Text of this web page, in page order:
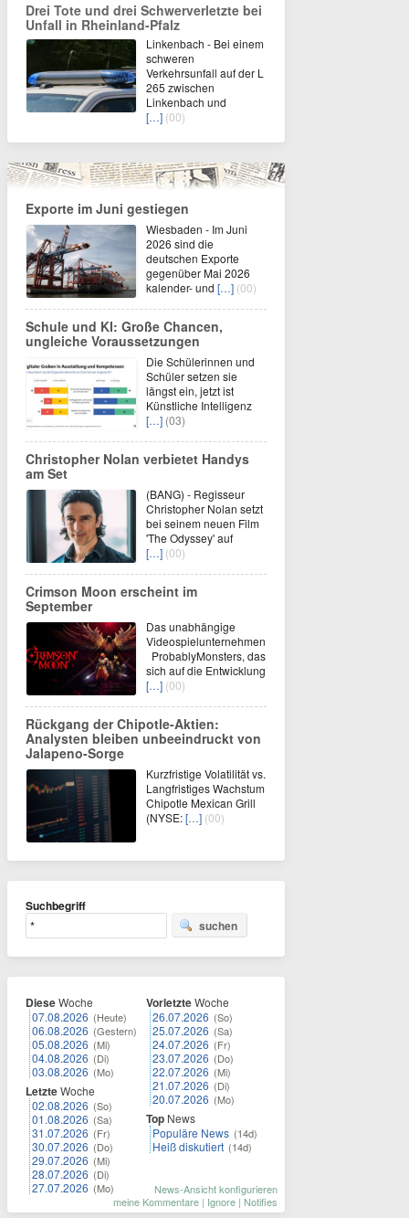
Drei Tote und drei Schwerverletzte bei
Unfall in Rheinland-Pfalz
Linkenbach - Bei einem
schweren
Verkehrsunfall auf der L
265 zwischen
Linkenbach und
[…] (00)
Exporte im Juni gestiegen
Wiesbaden - Im Juni
2026 sind die
deutschen Exporte
gegenüber Mai 2026
kalender- und […] (00)
Schule und KI: Große Chancen,
ungleiche Voraussetzungen
Die Schülerinnen und
Schüler setzen sie
längst ein, jetzt ist
Künstliche Intelligenz
[…] (03)
Christopher Nolan verbietet Handys
am Set
(BANG) - Regisseur
Christopher Nolan setzt
bei seinem neuen Film
'The Odyssey' auf
[…] (00)
Crimson Moon erscheint im
September
Das unabhängige
Videospielunternehmen
ProbablyMonsters, das
sich auf die Entwicklung
[…] (00)
Rückgang der Chipotle-Aktien:
Analysten bleiben unbeeindruckt von
Jalapeno-Sorge
Kurzfristige Volatilität vs.
Langfristiges Wachstum
Chipotle Mexican Grill
(NYSE:[…] (00)
Suchbegriff
suchen
DieseWoche
07.08.2026 (Heute)
06.08.2026 (Gestern)
05.08.2026 (Mi)
04.08.2026 (Di)
03.08.2026 (Mo)
LetzteWoche
02.08.2026 (So)
01.08.2026 (Sa)
31.07.2026 (Fr)
30.07.2026 (Do)
29.07.2026 (Mi)
28.07.2026 (Di)
27.07.2026 (Mo)
VorletzteWoche
26.07.2026 (So)
25.07.2026 (Sa)
24.07.2026 (Fr)
23.07.2026 (Do)
22.07.2026 (Mi)
21.07.2026 (Di)
20.07.2026 (Mo)
Top News
Populäre News (14d)
Heiß diskutiert (14d)
News-Ansicht konfigurieren
meine Kommentare | Ignore | Notifies